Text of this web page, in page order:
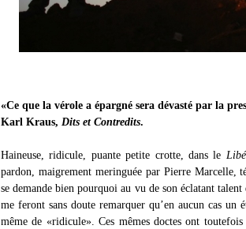
«Ce que la vérole a épargné sera dévasté par la
Karl Kraus, Dits et Contredits.
Haineuse, ridicule, puante petite crotte, dans le
pardon, maigrement meringuée par Pierre Marcelle,
se demande bien pourquoi au vu de son éclatant
me feront sans doute remarquer qu’en aucun cas
même de «ridicule». Ces mêmes doctes ont